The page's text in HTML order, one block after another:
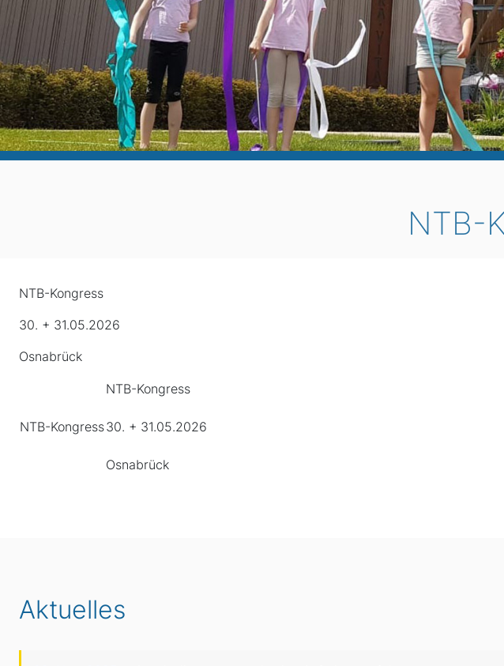
NTB-
NTB-Kongress
30. + 31.05.2026
Osnabrück
NTB-Kongress
NTB-Kongress
30. + 31.05.2026
Osnabrück
Aktuelles